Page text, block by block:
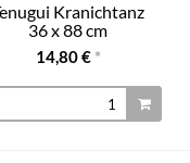
Kranichtanz
36 x 88 cm
14,80 € *